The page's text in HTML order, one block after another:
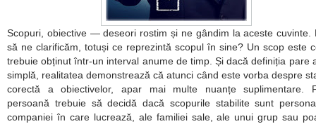
Scopuri, obiective — deseori rostim și ne gândim la aceste cuvinte.
să ne clarificăm, totuși ce reprezintă scopul în sine? Un scop este
trebuie obținut într-un interval anume de timp. Și dacă definiția pare
simplă, realitatea demonstrează că atunci când este vorba despre
corectă a obiectivelor, apar mai multe nuanțe suplimentare.
persoană trebuie să decidă dacă scopurile stabilite sunt
companiei în care lucrează, ale familiei sale, ale unui grup sau